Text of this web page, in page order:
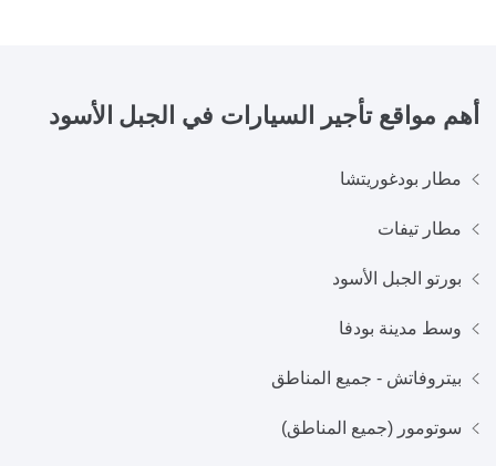
أهم مواقع تأجير السيارات في الجبل الأسود
مطار بودغوريتشا
مطار تيفات
بورتو الجبل الأسود
وسط مدينة بودفا
بيتروفاتش - جميع المناطق
سوتومور (جميع المناطق)